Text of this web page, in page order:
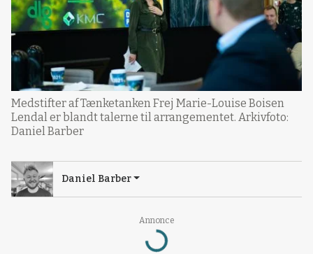
Annonce
Loading...
Medstifter af Tænketanken Frej Marie-Louise Boisen
Lendal er blandt talerne til arrangementet. Arkivfoto:
Daniel Barber
Daniel Barber